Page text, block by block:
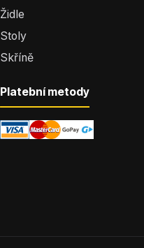
Židle
Stoly
Skříně
Platební metody